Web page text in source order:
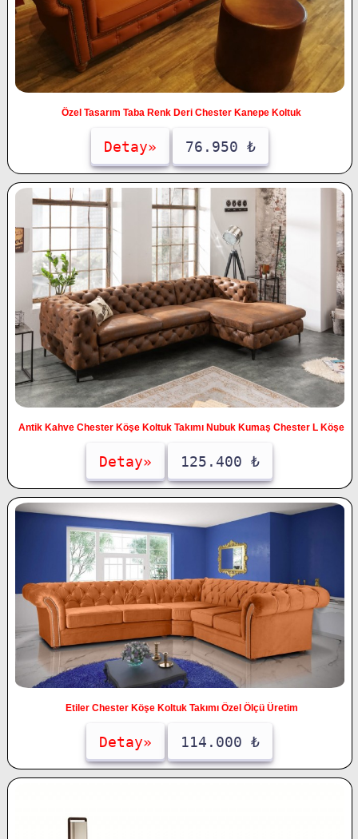
Özel Tasarım Taba Renk Deri Chester Kanepe Koltuk
Detay» 76.950 ₺
Antik Kahve Chester Köşe Koltuk Takımı Nubuk Kumaş Chester L Köşe
Detay» 125.400 ₺
Etiler Chester Köşe Koltuk Takımı Özel Ölçü Üretim
Detay» 114.000 ₺